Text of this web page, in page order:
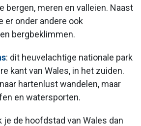
bergen, meren en valleien. Naast
er onder andere ook
bergbeklimmen.
: dit heuvelachtige nationale park
kant van Wales, in het zuiden.
hartenlust wandelen, maar
en watersporten.
je de hoofdstad van Wales dan